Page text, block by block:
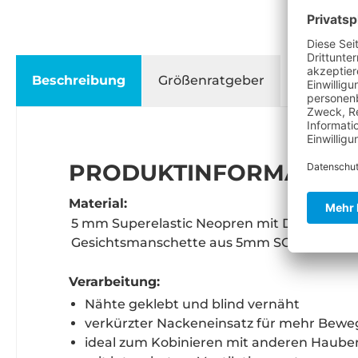
Beschreibung Größenratgeber
Material:
5 mm Superelastic Neopren mit Dry
Gesichtsmanschette aus 5mm SCS
Verarbeitung:
Nähte geklebt und blind vernäht
verkürzter Nackeneinsatz für mehr
ideal zum Kobinieren mit anderen